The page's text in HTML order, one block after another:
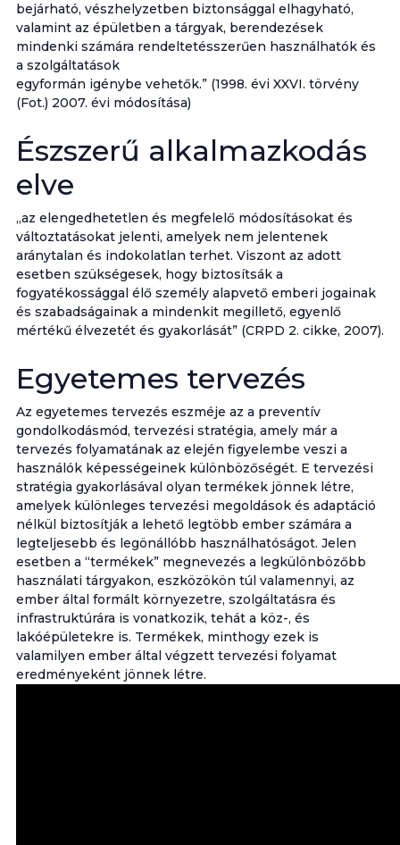
bejárható, vészhelyzetben biztonsággal elhagyható,
valamint az épületben a tárgyak, berendezések
mindenki számára rendeltetésszerűen használhatók és
a szolgáltatások
egyformán igénybe vehetők.” (1998. évi XXVI. törvény
(Fot.) 2007. évi módosítása)
Észszerű alkalmazkodás
elve
„az elengedhetetlen és megfelelő módosításokat és
változtatásokat jelenti, amelyek nem jelentenek
aránytalan és indokolatlan terhet. Viszont az adott
esetben szükségesek, hogy biztosítsák a
fogyatékossággal élő személy alapvető emberi jogainak
és szabadságainak a mindenkit megillető, egyenlő
mértékű élvezetét és gyakorlását” (CRPD 2. cikke, 2007).
Egyetemes tervezés
Az egyetemes tervezés eszméje az a preventív
gondolkodásmód, tervezési stratégia, amely már a
tervezés folyamatának az elején figyelembe veszi a
használók képességeinek különbözőségét. E tervezési
stratégia gyakorlásával olyan termékek jönnek létre,
amelyek különleges tervezési megoldások és adaptáció
nélkül biztosítják a lehető legtöbb ember számára a
legteljesebb és legönállóbb használhatóságot. Jelen
esetben a “termékek” megnevezés a legkülönbözőbb
használati tárgyakon, eszközökön túl valamennyi, az
ember által formált környezetre, szolgáltatásra és
infrastruktúrára is vonatkozik, tehát a köz-, és
lakóépületekre is. Termékek, minthogy ezek is
valamilyen ember által végzett tervezési folyamat
eredményeként jönnek létre.